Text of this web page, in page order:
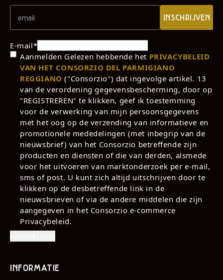
INSCHRIJVEN
E-mail*
Aanmelden Gelezen hebbende het PRIVACYBELEID
VAN HET CONSORZIO DEL PARMIGIANO
REGGIANO ("Consorzio") dat ingevolge artikel. 13
van de verordening gegevensbescherming, door op
"REGISTREREN" te klikken, geef ik toestemming
voor de verwerking van mijn persoonsgegevens
met het oog op de verzending van informatieve en
promotionele mededelingen (met inbegrip van de
nieuwsbrief) van het Consorzio betreffende zijn
producten en diensten of die van derden, alsmede
voor het uitvoeren van marktonderzoek per e-mail,
sms of post. U kunt zich altijd uitschrijven door te
klikken op de desbetreffende link in de
nieuwsbrieven of via de andere middelen die zijn
aangegeven in het Consorzio e-commerce
Privacybeleid.
INFORMATIE